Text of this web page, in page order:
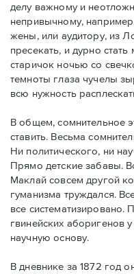
делу важному и
непривычному,
жены, или аудитору, из
пресекать, и дурно
старичок ночью со
темноты глаза чучелы
всю нужность
В общем, сомнительное
ставить. Весьма
Ни политического, ни
Прямо детские забавы.
Маклай совсем другой
гуманизма труждался.
все систематизировано.
гвинейских аборигенов
научную основу.
В дневнике за 1872 год